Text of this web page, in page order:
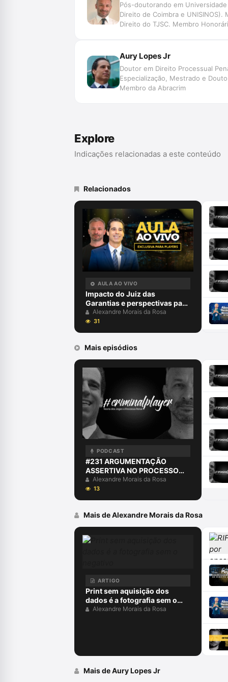
Pós-doutorando em
Direito de Coimbra e
Direito do TJSC. Membro
Aury Lopes Jr
Doutor em Direito Processual
Especialização, Mestrado e
Membro da Abracrim
Explore
Indicações relacionadas a este conteúdo
Relacionados
AULA AO VIVO
Impacto do Juiz das
Garantias e perspectivas para
2024 com Alexandre Morais
da Rosa e Aury Lopes Jr
Alexandre Morais da Rosa
31
Mais episódios
PODCAST
#231 ARGUMENTAÇÃO
ASSERTIVA NO PROCESSO
PENAL
Alexandre Morais da Rosa
13
Mais de Alexandre Morais da Rosa
ARTIGO
Print sem aquisição dos
dados é a fotografia sem o
negativo
Alexandre Morais da Rosa
Mais de Aury Lopes Jr